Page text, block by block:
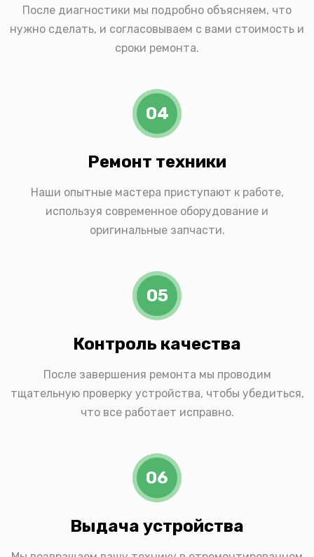
После диагностики мы подробно объясняем, что
нужно сделать, и согласовываем с вами стоимость и
сроки ремонта.
04
Ремонт техники
Наши опытные мастера приступают к работе,
используя современное оборудование и
оригинальные запчасти.
05
Контроль качества
После завершения ремонта мы проводим
тщательную проверку устройства, чтобы убедиться,
что все работает исправно.
06
Выдача устройства